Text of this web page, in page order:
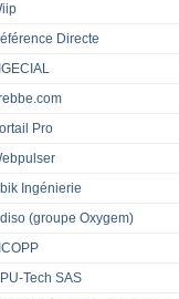
Directe
Pro
Ingénierie
(groupe Oxygem)
Tech SAS